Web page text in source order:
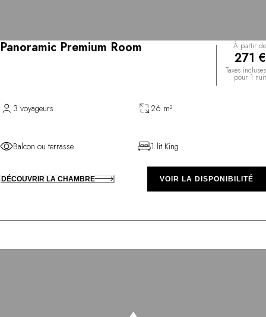
Panoramic Premium Room À partir de
271 €
Taxes incluses
pour 1 nuit
3 voyageurs 26 m²
Balcon ou terrasse 1 lit King
DÉCOUVRIR LA CHAMBRE VOIR LA DISPONIBILITÉ